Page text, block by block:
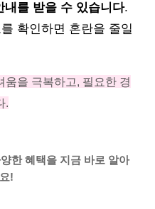
를 받을 수 있습니다.
확인하면 혼란을 줄일
움을 극복하고, 필요한 경
.
한 혜택을 지금 바로 알아
!